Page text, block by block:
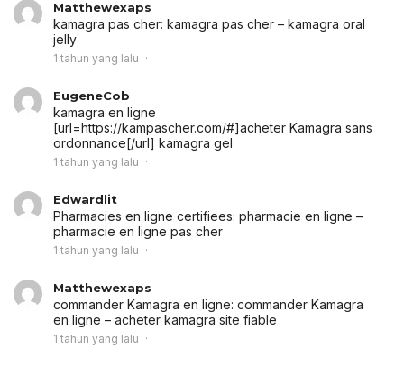
Matthewexaps
kamagra pas cher: kamagra pas cher – kamagra oral
jelly
1 tahun yang lalu
EugeneCob
kamagra en ligne
[url=https://kampascher.com/#]acheter Kamagra sans
ordonnance[/url] kamagra gel
1 tahun yang lalu
Edwardlit
Pharmacies en ligne certifiees: pharmacie en ligne –
pharmacie en ligne pas cher
1 tahun yang lalu
Matthewexaps
commander Kamagra en ligne: commander Kamagra
en ligne – acheter kamagra site fiable
1 tahun yang lalu